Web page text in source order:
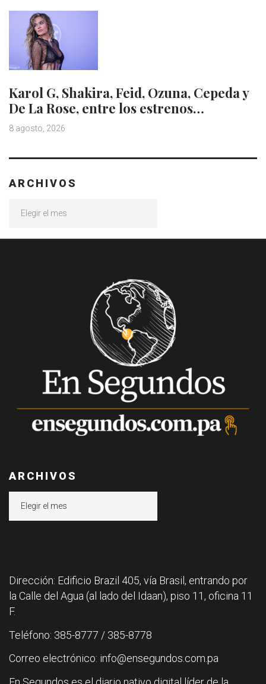
Karol G, Shakira, Feid, Ozuna, Cepeda y
De La Rose, entre los estrenos…
8 agosto, 2026
ARCHIVOS
ARCHIVOS
Dirección: Edificio Brazil 405, vía Brasil, entrando por
la Calle del Agua (al lado del Idaan), piso 11, oficina 11
F.
Teléfono: 385-8777 / 385-8778
Correo electrónico: info@ensegundos.com.pa